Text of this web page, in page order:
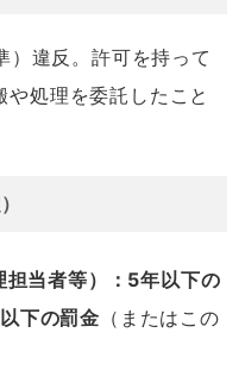
）違反。許可を持って
処理を委託したこと
当者等）：5年以下の
下の罰金 （またはこの